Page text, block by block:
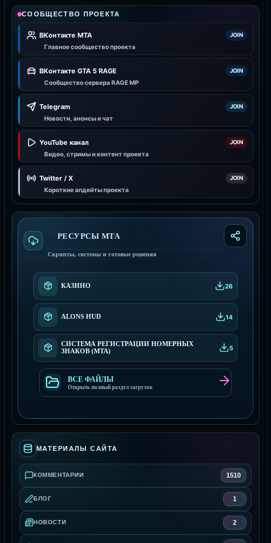
СООБЩЕСТВО ПРОЕКТА
ВКонтакте MTA JOIN
Главное сообщество проекта
ВКонтакте GTA 5 RAGE JOIN
Сообщество сервера RAGE MP
Telegram JOIN
Новости, анонсы и чат
YouTube канал JOIN
Видео, стримы и контент проекта
Twitter / X JOIN
Короткие апдейты проекта
РЕСУРСЫ МТА
Скрипты, системы и готовые решения
КАЗИНО 26
ALONS HUD 14
СИСТЕМА РЕГИСТРАЦИИ НОМЕРНЫХ
ЗНАКОВ (MTA)
5
ВСЕ ФАЙЛЫ
Открыть полный раздел загрузок
МАТЕРИАЛЫ САЙТА
КОММЕНТАРИИ 1510
БЛОГ 1
НОВОСТИ 2